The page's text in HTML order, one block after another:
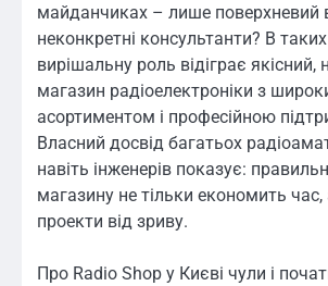
майданчиках – лише поверхневий
неконкретні консультанти? В
вирішальну роль відіграє якісний,
магазин радіоелектроніки з
асортиментом і професійною
Власний досвід багатьох
навіть інженерів показує:
магазину не тільки економить час,
проекти від зриву.
Про Radio Shop у Києві чули і